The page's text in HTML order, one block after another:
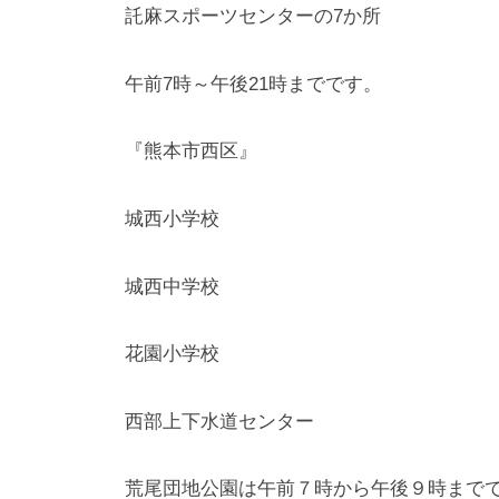
託麻スポーツセンターの7か所
午前7時～午後21時までです。
『熊本市西区』
城西小学校
城西中学校
花園小学校
西部上下水道センター
荒尾団地公園は午前７時から午後９時まで